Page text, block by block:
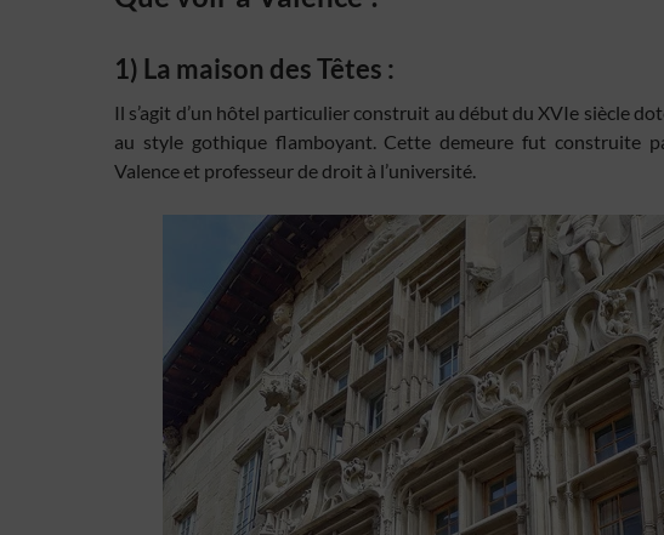
1) La maison des Têtes :
Il s’agit d’un hôtel particulier construit au début du XVIe siècle
au style gothique flamboyant. Cette demeure fut construite
Valence et professeur de droit à l’université.